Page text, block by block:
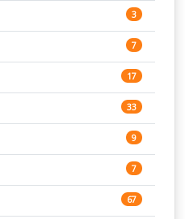
3
7
17
33
9
7
67